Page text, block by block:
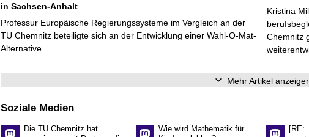
in Sachsen-Anhalt
Professur Europäische Regierungssysteme im Vergleich an der
TU Chemnitz beteiligte sich an der Entwicklung einer Wahl-O-Mat-
Alternative …
Kristina
Chemnitz
Mehr Artikel
Soziale Medien
Die TU Chemnitz hat
Wie wird Mathematik für
[RE: